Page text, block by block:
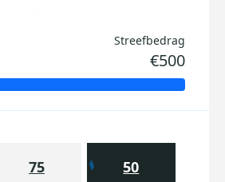
Streefbedrag
€500
75 50